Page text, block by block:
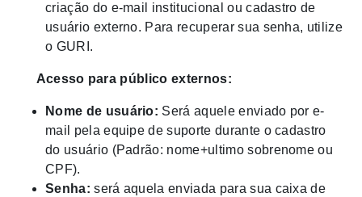
criação do e-mail institucional ou cadastro de
usuário externo. Para recuperar sua senha, utilize
o GURI.
Acesso para público externos:
Nome de usuário: Será aquele enviado por e-
mail pela equipe de suporte durante o cadastro
do usuário (Padrão: nome+ultimo sobrenome ou
CPF).
Senha: será aquela enviada para sua caixa de